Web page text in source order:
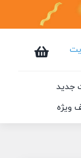
جدید
ویژه